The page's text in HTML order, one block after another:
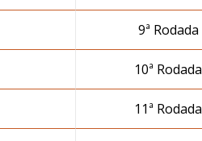
9ª Rodada
10ª Rodada
11ª Rodada